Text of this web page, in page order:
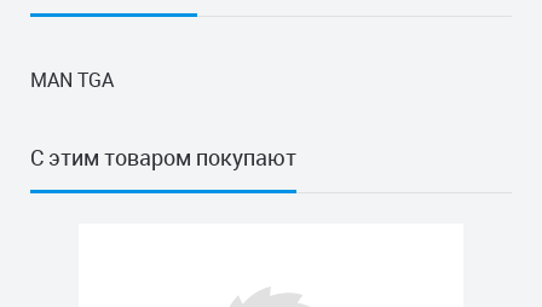
MAN TGA
С этим товаром покупают